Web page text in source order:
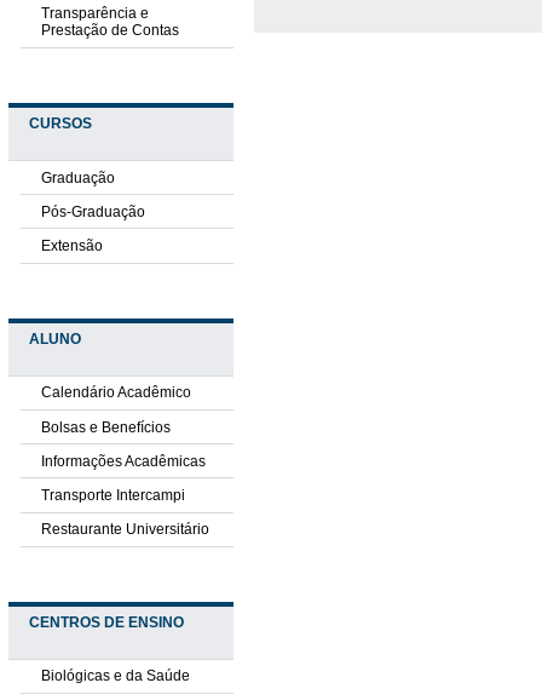
Transparência e
Prestação de Contas
CURSOS
Graduação
Pós-Graduação
Extensão
ALUNO
Calendário Acadêmico
Bolsas e Benefícios
Informações Acadêmicas
Transporte Intercampi
Restaurante Universitário
CENTROS DE ENSINO
Biológicas e da Saúde